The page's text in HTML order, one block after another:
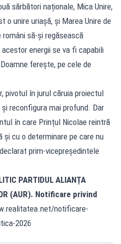
sărbători naționale, Mica Unire,
o unire uriașă, și Marea Unire de
români să-și regăsească
energii se va fi capabili
ferește, pe cele de
pivotul în jurul căruia proiectul
reconfigura mai profund. Dar
în care Prințul Nicolae reintră
și cu o determinare pe care nu
prim-vicepreședintele
PARTIDUL ALIANȚA
(AUR). Notificare privind
notificare-
2026